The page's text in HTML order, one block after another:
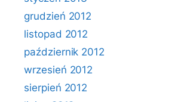
grudzień 2012
listopad 2012
październik 2012
wrzesień 2012
sierpień 2012